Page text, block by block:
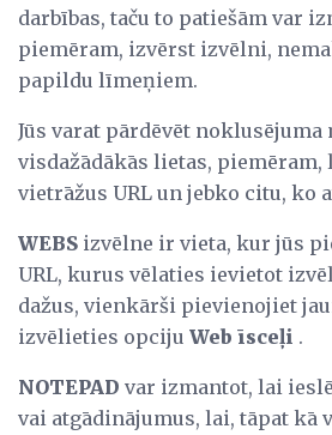
darbības, taču to patiešām var
piemēram, izvērst izvēlni,
papildu līmeņiem.
Jūs varat pārdēvēt
visdažādākās lietas, piemēram,
vietrāžus URL un jebko citu, ko
WEBS izvēlne ir vieta, kur jūs
URL, kurus vēlaties ievietot
dažus, vienkārši pievienojiet
izvēlieties opciju Web īsceļi .
NOTEPAD var izmantot, lai
vai atgādinājumus, lai, tāpat kā